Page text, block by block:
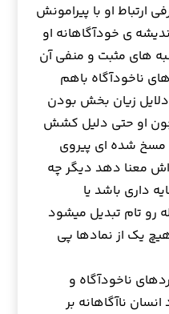
ارتباط او با پيرامونش
ي خودآگاهانه او
هاي مثبت و منفي آن
ناخودآگاه باهم
زيان بخش بودن
او حتي دليل كشش
مسخ شده اي پيروي
اش معنا دهد ديگر چه
داري باشد يا
رو تام تبديل ميشود
يك از نمادها پي
ناخودآگاه و
ناآگاهانه بر